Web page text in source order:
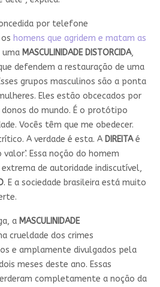
por telefone
homens que agridem e matam as
MASCULINIDADE DISTORCIDA,
defendem a restauração de uma
grupos masculinos são a ponta
Eles estão obcecados por
donos do mundo. É o protótipo
Vocês têm que me obedecer.
A verdade é esta. A DIREITA é
Essa noção do homem
de autoridade indiscutível,
. E a sociedade brasileira está muito
a MASCULINIDADE
crueldade dos crimes
e amplamente divulgados pela
meses deste ano. Essas
completamente a noção da